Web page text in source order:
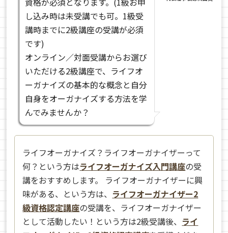
し込み時は未受講でも可。1級受
講時までに2級講座の受講が必須
です)
オンライン／対面受講からお選び
いただける2級講座で、ライフオ
ーガナイズの基本的な概念と自分
自身をオーガナイズする方法を学
んでみませんか？
ライフオーガナイズ？ライフオーガナイザーって
何？という方はライフオーガナイズ入門講座の受
講をおすすめします。 ライフオーガナイザーに興
味がある、という方は、 ライフオーガナイザー2
級資格認定講座の受講を、ライフオーガナイザー
として活動したい！という方は2級受講後、 ライ